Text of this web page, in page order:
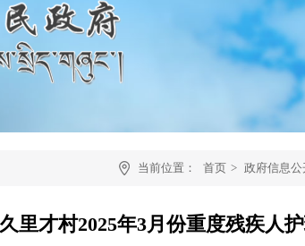
当前位置： 首页 > 政府信息公
里才村2025年3月份重度残疾人